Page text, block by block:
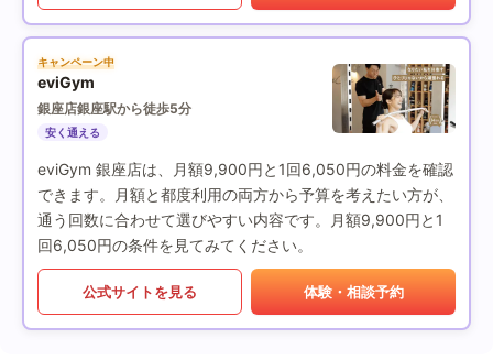
キャンペーン中
eviGym
銀座店銀座駅から徒歩5分
安く通える
eviGym 銀座店は、月額9,900円と1回6,050円の料金を確認
できます。月額と都度利用の両方から予算を考えたい方が、
通う回数に合わせて選びやすい内容です。月額9,900円と1
回6,050円の条件を見てみてください。
公式サイトを見る 体験・相談予約